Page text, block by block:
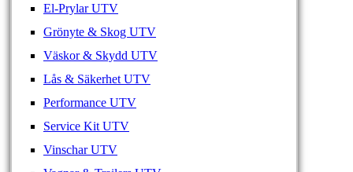
El-Prylar UTV
Grönyte & Skog UTV
Väskor & Skydd UTV
Lås & Säkerhet UTV
Performance UTV
Service Kit UTV
Vinschar UTV